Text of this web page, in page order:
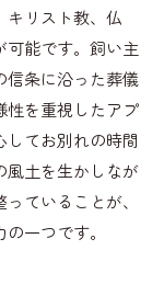
キリスト教、仏
可能です。飼い主
信条に沿った葬儀
性を重視したアプ
してお別れの時間
風土を生かしなが
ていることが、
一つです。